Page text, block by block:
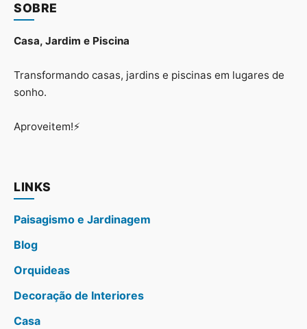
SOBRE
Casa, Jardim e Piscina
Transformando casas, jardins e piscinas em lugares de
sonho.
Aproveitem!⚡
LINKS
Paisagismo e Jardinagem
Blog
Orquideas
Decoração de Interiores
Casa